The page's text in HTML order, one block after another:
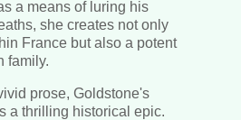
a means of luring his
she creates not only
France but also a potent
family.
prose, Goldstone's
a thrilling historical epic.